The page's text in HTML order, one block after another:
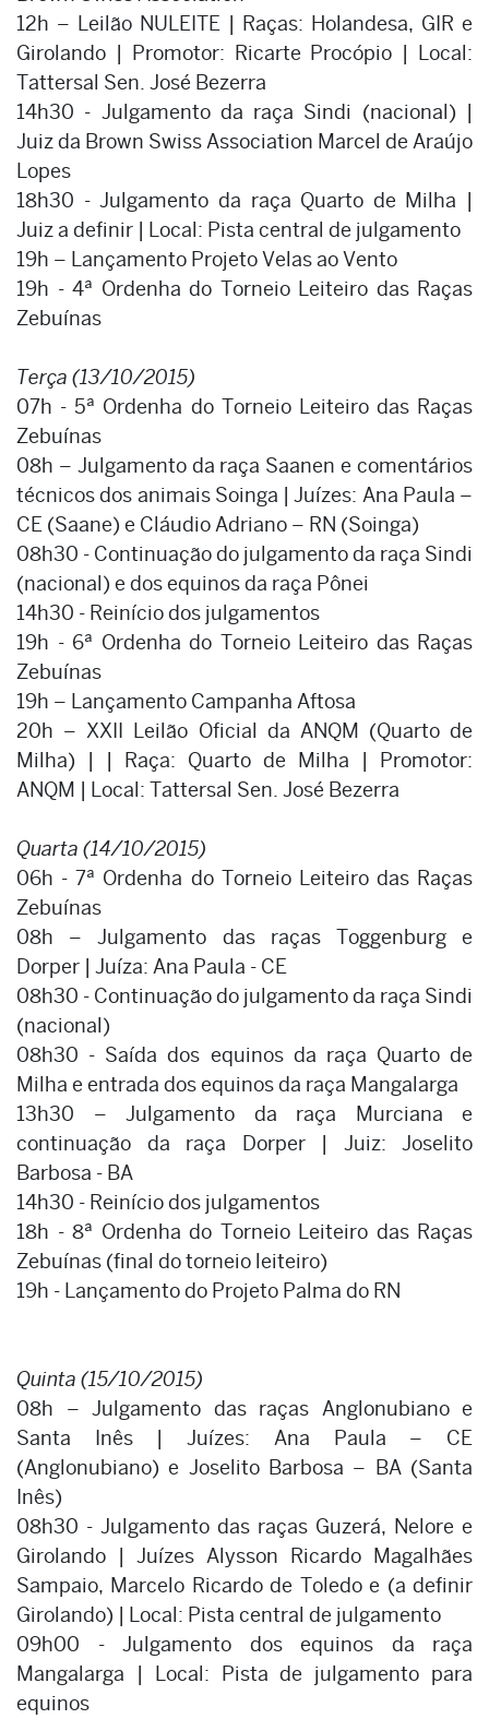
12h – Leilão NULEITE | Raças: Holandesa, GIR e
Girolando | Promotor: Ricarte Procópio | Local:
Tattersal Sen. José Bezerra
14h30 - Julgamento da raça Sindi (nacional) |
Juiz da Brown Swiss Association Marcel de Araújo
Lopes
18h30 - Julgamento da raça Quarto de Milha |
Juiz a definir | Local: Pista central de julgamento
19h – Lançamento Projeto Velas ao Vento
19h - 4ª Ordenha do Torneio Leiteiro das Raças
Zebuínas
Terça (13/10/2015)
07h - 5ª Ordenha do Torneio Leiteiro das Raças
Zebuínas
08h – Julgamento da raça Saanen e comentários
técnicos dos animais Soinga | Juízes: Ana Paula –
CE (Saane) e Cláudio Adriano – RN (Soinga)
08h30 - Continuação do julgamento da raça Sindi
(nacional) e dos equinos da raça Pônei
14h30 - Reinício dos julgamentos
19h - 6ª Ordenha do Torneio Leiteiro das Raças
Zebuínas
19h – Lançamento Campanha Aftosa
20h – XXII Leilão Oficial da ANQM (Quarto de
Milha) | | Raça: Quarto de Milha | Promotor:
ANQM | Local: Tattersal Sen. José Bezerra
Quarta (14/10/2015)
06h - 7ª Ordenha do Torneio Leiteiro das Raças
Zebuínas
08h – Julgamento das raças Toggenburg e
Dorper | Juíza: Ana Paula - CE
08h30 - Continuação do julgamento da raça Sindi
(nacional)
08h30 - Saída dos equinos da raça Quarto de
Milha e entrada dos equinos da raça Mangalarga
13h30 – Julgamento da raça Murciana e
continuação da raça Dorper | Juiz: Joselito
Barbosa - BA
14h30 - Reinício dos julgamentos
18h - 8ª Ordenha do Torneio Leiteiro das Raças
Zebuínas (final do torneio leiteiro)
19h - Lançamento do Projeto Palma do RN
Quinta (15/10/2015)
08h – Julgamento das raças Anglonubiano e
Santa Inês | Juízes: Ana Paula – CE
(Anglonubiano) e Joselito Barbosa – BA (Santa
Inês)
08h30 - Julgamento das raças Guzerá, Nelore e
Girolando | Juízes Alysson Ricardo Magalhães
Sampaio, Marcelo Ricardo de Toledo e (a definir
Girolando) | Local: Pista central de julgamento
09h00 - Julgamento dos equinos da raça
Mangalarga | Local: Pista de julgamento para
equinos